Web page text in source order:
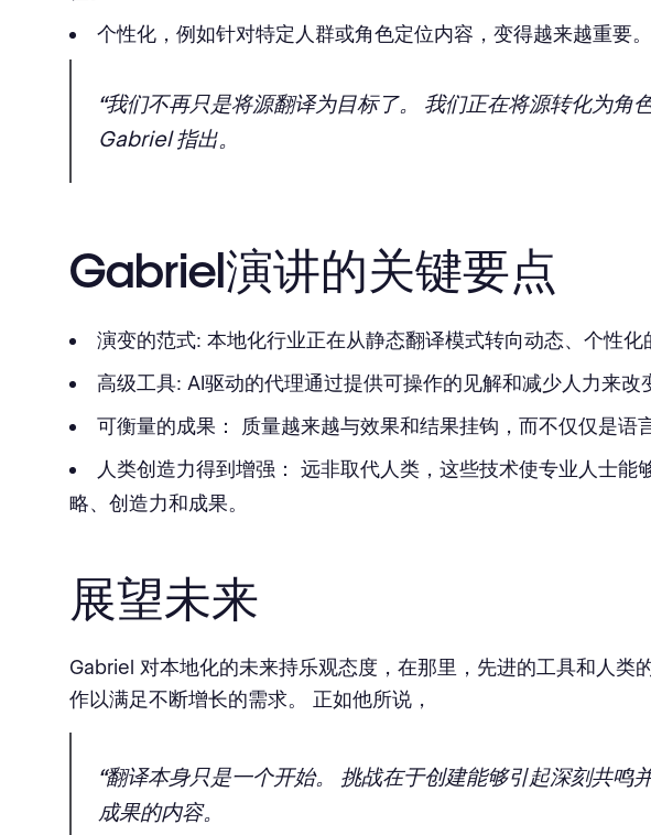
个性化，例如针对特定人群或角色定位内容，变得越来越重要。
“我们不再只是将源翻译为目标了。 我们正在将源转化为角色
Gabriel 指出。
Gabriel演讲的关键要点
演变的范式: 本地化行业正在从静态翻译模式转向动态、个性化
高级工具: AI驱动的代理通过提供可操作的见解和减少人力来改
可衡量的成果 ： 质量越来越与效果和结果挂钩，而不仅仅是语
人类创造力得到增强 ： 远非取代人类，这些技术使专业人士能
略、创造力和成果。
展望未来
Gabriel 对本地化的未来持乐观态度，在那里，先进的工具和人类
作以满足不断增长的需求。 正如他所说，
“翻译本身只是一个开始。 挑战在于创建能够引起深刻共鸣
成果的内容。